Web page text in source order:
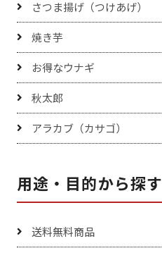
さつま揚げ（つけあげ）
焼き芋
お得なウナギ
秋太郎
アラカブ（カサゴ）
用途・目的から探す
送料無料商品